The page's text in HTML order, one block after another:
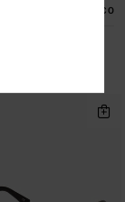
ECO